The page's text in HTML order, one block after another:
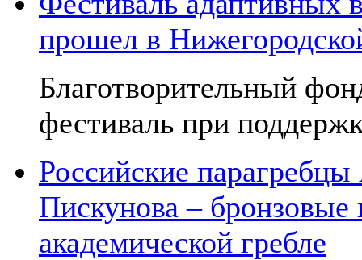
прошел в
Благотворительный
фестиваль при
Российские
Пискунова –
академической гребле